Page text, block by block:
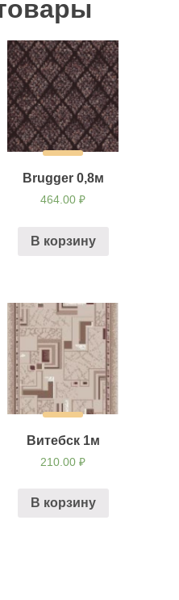
Brugger 0,8м
464.00₽
В корзину
Витебск 1м
210.00₽
В корзину